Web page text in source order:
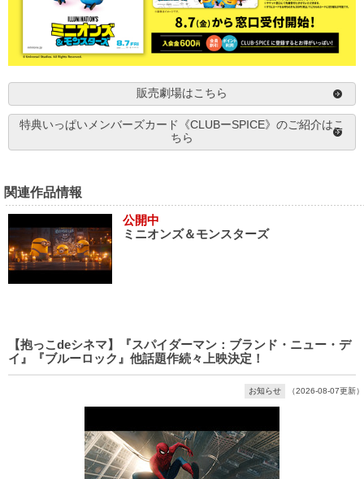
販売劇場はこちら
特典いっぱいメンバーズカード《CLUBーSPICE》のご紹介はこ
ちら
関連作品情報
公開中
ミニオンズ＆モンスターズ
【抱っこdeシネマ】『スパイダーマン：ブランド・ニュー・デ
イ』『ブルーロック』他話題作続々上映決定！
お知らせ （2026-08-07更新）